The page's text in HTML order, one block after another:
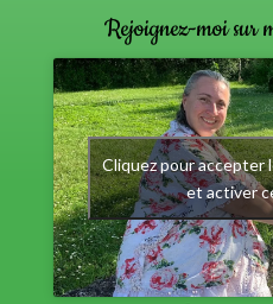
Rejoignez-moi sur
Cliquez pour accepter
et activer